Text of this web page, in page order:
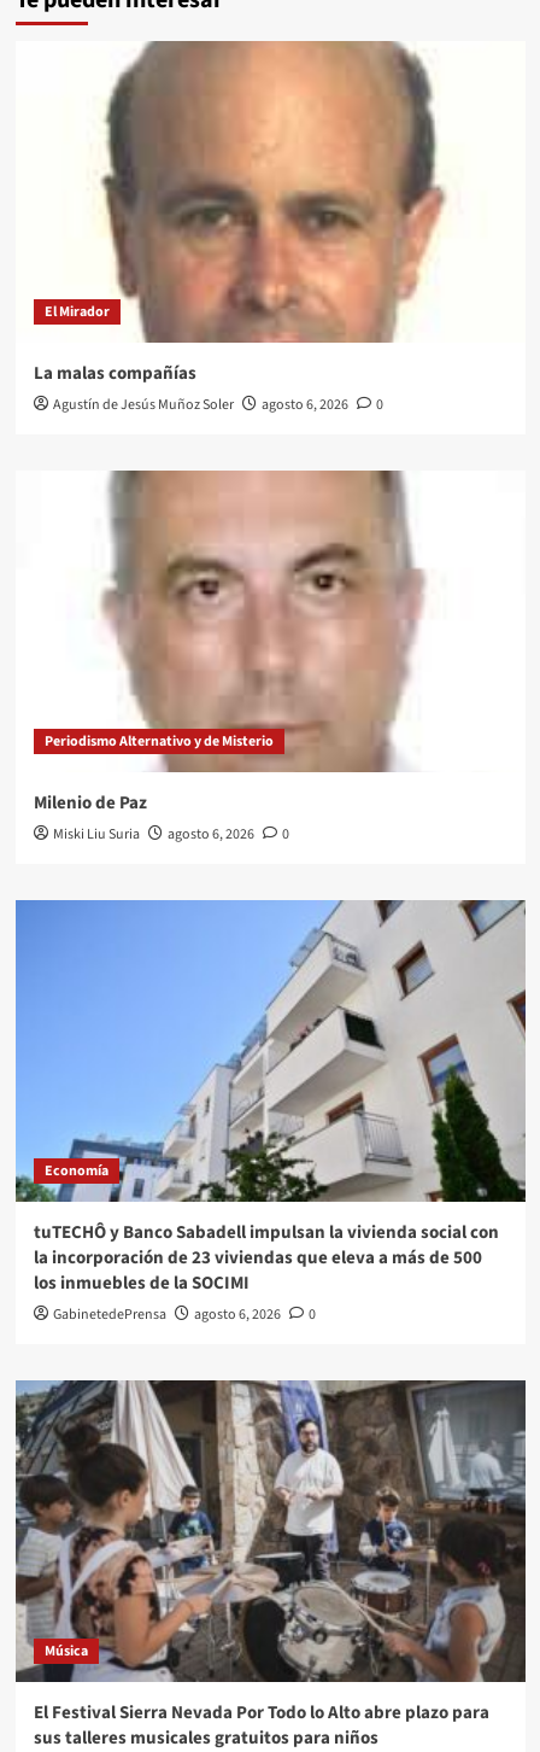
El Mirador
La malas compañías
Agustín de Jesús Muñoz Soler agosto 6, 2026 0
Periodismo Alternativo y de Misterio
Milenio de Paz
Miski Liu Suria agosto 6, 2026 0
Economía
tuTECHÔ y Banco Sabadell impulsan la vivienda social con
la incorporación de 23 viviendas que eleva a más de 500
los inmuebles de la SOCIMI
GabinetedePrensa agosto 6, 2026 0
Música
El Festival Sierra Nevada Por Todo lo Alto abre plazo para
sus talleres musicales gratuitos para niños